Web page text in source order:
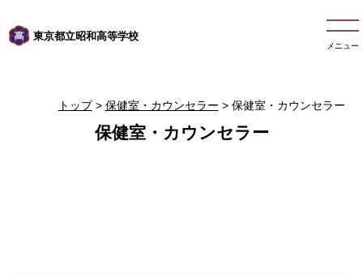
東京都立昭和高等学校
メニュー
トップ> 保健室・カウンセラー > 保健室・カウンセラー
保健室・カウンセラー